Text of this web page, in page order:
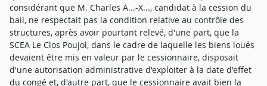
considérant que M. Charles A...-X..., candidat à la cession du
bail, ne respectait pas la condition relative au contrôle des
structures, après avoir pourtant relevé, d'une part, que la
SCEA Le Clos Poujol, dans le cadre de laquelle les biens loués
devaient être mis en valeur par le cessionnaire, disposait
d'une autorisation administrative d'exploiter à la date d'effet
du congé et, d'autre part, que le cessionnaire avait bien la